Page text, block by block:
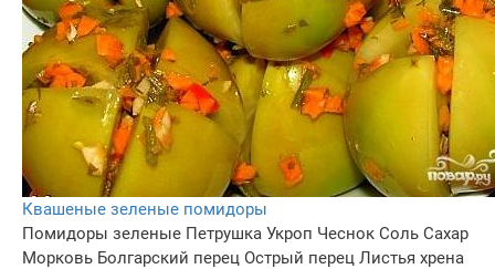
Квашеные зеленые помидоры
Помидоры зеленые Петрушка Укроп Чеснок Соль Сахар
Морковь Болгарский перец Острый перец Листья хрена